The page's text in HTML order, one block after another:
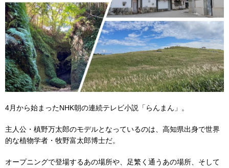
4月から始まったNHK朝の連続テレビ小説「らんまん」。
主人公・槙野万太郎のモデルとなっているのは、高知県出身で世界
的な植物学者・牧野富太郎博士だ。
オープニングで登場するあの場所や、足繁く通うあの場所、そして